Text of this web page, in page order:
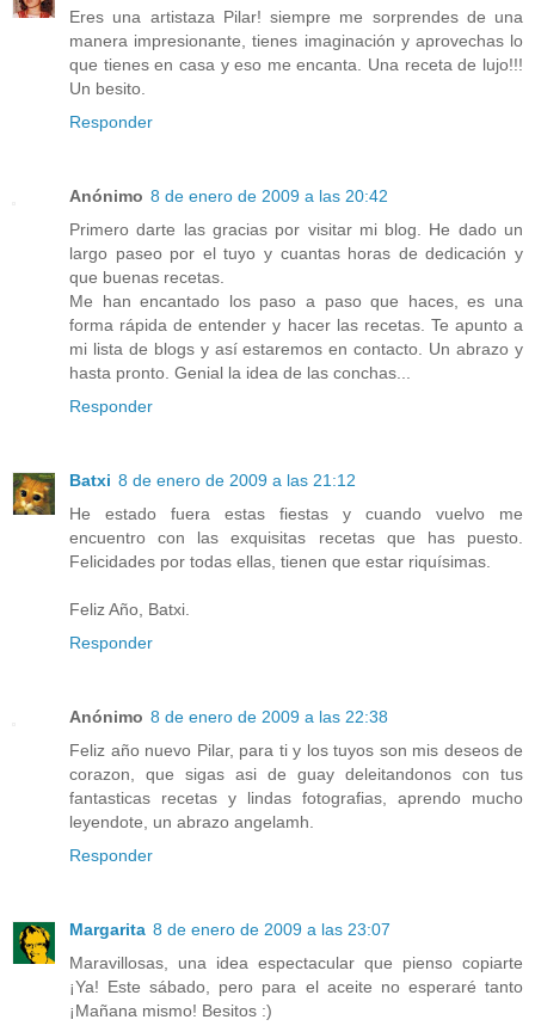
Eres una artistaza Pilar! siempre me sorprendes de una
manera impresionante, tienes imaginación y aprovechas lo
que tienes en casa y eso me encanta. Una receta de lujo!!!
Un besito.
Responder
Anónimo 8 de enero de 2009 a las 20:42
Primero darte las gracias por visitar mi blog. He dado un
largo paseo por el tuyo y cuantas horas de dedicación y
que buenas recetas.
Me han encantado los paso a paso que haces, es una
forma rápida de entender y hacer las recetas. Te apunto a
mi lista de blogs y así estaremos en contacto. Un abrazo y
hasta pronto. Genial la idea de las conchas...
Responder
Batxi 8 de enero de 2009 a las 21:12
He estado fuera estas fiestas y cuando vuelvo me
encuentro con las exquisitas recetas que has puesto.
Felicidades por todas ellas, tienen que estar riquísimas.
Feliz Año, Batxi.
Responder
Anónimo 8 de enero de 2009 a las 22:38
Feliz año nuevo Pilar, para ti y los tuyos son mis deseos de
corazon, que sigas asi de guay deleitandonos con tus
fantasticas recetas y lindas fotografias, aprendo mucho
leyendote, un abrazo angelamh.
Responder
Margarita 8 de enero de 2009 a las 23:07
Maravillosas, una idea espectacular que pienso copiarte
¡Ya! Este sábado, pero para el aceite no esperaré tanto
¡Mañana mismo! Besitos :)